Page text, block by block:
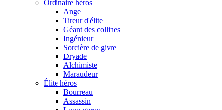
Ordinaire héros
Ange
Tireur d'élite
Géant des collines
Ingénieur
Sorcière de givre
Dryade
Alchimiste
Maraudeur
Élite héros
Bourreau
Assassin